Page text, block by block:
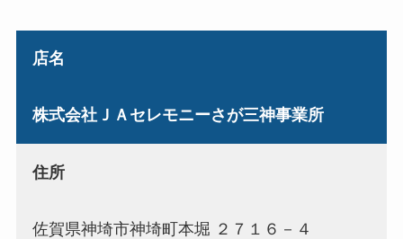
店名
株式会社ＪＡセレモニーさが三神事業所
住所
佐賀県神埼市神埼町本堀 ２７１６－４